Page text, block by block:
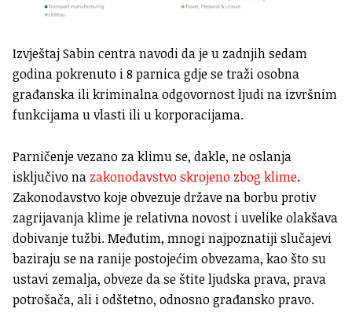
Izvještaj Sabin centra navodi da je u zadnjih sedam
godina pokrenuto i 8 parnica gdje se traži osobna
građanska ili kriminalna odgovornost ljudi na izvršnim
funkcijama u vlasti ili u korporacijama.
Parničenje vezano za klimu se, dakle, ne oslanja
isključivo na zakonodavstvo skrojeno zbog klime.
Zakonodavstvo koje obvezuje države na borbu protiv
zagrijavanja klime je relativna novost i uvelike olakšava
dobivanje tužbi. Međutim, mnogi najpoznatiji slučajevi
baziraju se na ranije postojećim obvezama, kao što su
ustavi zemalja, obveze da se štite ljudska prava, prava
potrošača, ali i odštetno, odnosno građansko pravo.